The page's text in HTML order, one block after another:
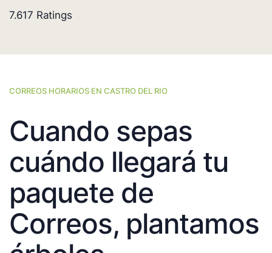
7.617 Ratings
CORREOS HORARIOS EN CASTRO DEL RIO
Cuando sepas
cuándo llegará tu
paquete de
Correos, plantamos